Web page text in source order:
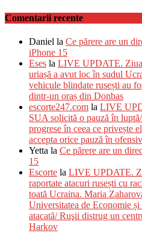
Comentarii recente
Daniel la Ce părere are un
iPhone 15
Eses la LIVE UPDATE.
uriașă a avut loc în sudul
vehicule blindate rusești au
dintr-un oraș din Donbas
escorte247.com la LIVE
SUA solicită o pauză în
progrese în ceea ce privește
accepta orice pauză în
Yetta la Ce părere are un
15
Escorte la LIVE UPDATE.
raportate atacuri rusești cu
toată Ucraina. Maria
Universitatea de Economie
atacată/ Ruşii distrug un
Harkov